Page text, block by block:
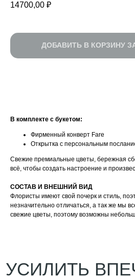
14700,00 ₽
ДОБАВИТЬ В КОРЗИНУ ЗА
В комплекте с букетом:
Фирменный конверт Fare
Открытка с персональным
Свежие премиальные цветы, бережная
всё, чтобы создать настроение и
CОСТАВ И ВНЕШНИЙ ВИД
Флористы имеют свой почерк и стиль,
незначительно отличаться, а так же мы
свежие цветы, поэтому возможны